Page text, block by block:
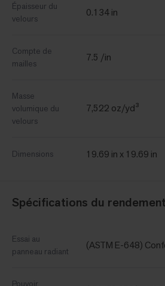
Épaisseur du
velours
0.134 in
Compte de
mailles
7.5 /in
Masse
volumique du
velours
7,522 oz/yd³
Dimensions 19.69 in x 19.69 in
Spécifications du rendement
Essai au
panneau radiant
(ASTM E-648)
Pouvoir